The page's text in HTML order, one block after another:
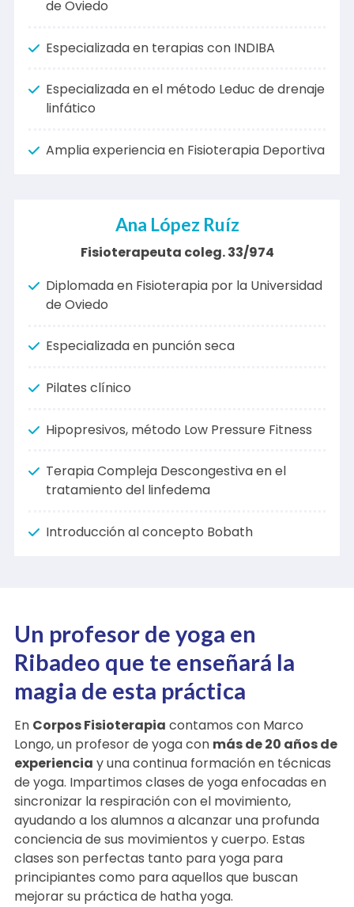
de Oviedo
Especializada en terapias con INDIBA
linfático
Ana López Ruíz
Fisioterapeuta coleg. 33/974
de Oviedo
Especializada en punción seca
Pilates clínico
Hipopresivos, método Low Pressure Fitness
tratamiento del linfedema
Un profesor de yoga en
Ribadeo que te enseñará la
magia de esta práctica
EnCorpos Fisioterapiacontamos con Marco
Longo, un profesor de yoga conmás de 20 años de
experienciay una continua formación en técnicas
de yoga. Impartimos clases de yoga enfocadas en
sincronizar la respiración con el movimiento,
ayudando a los alumnos a alcanzar una profunda
conciencia de sus movimientos y cuerpo. Estas
clases son perfectas tanto para yoga para